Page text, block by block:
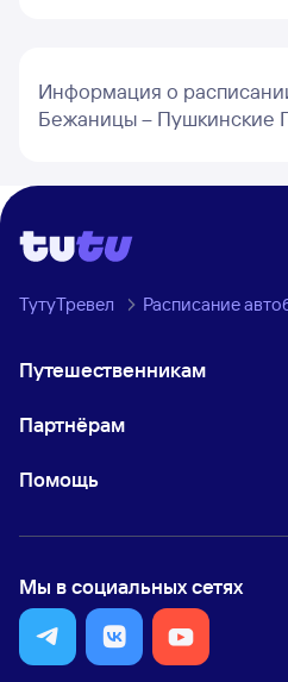
Информация о
Бежаницы – Пушкинские
ТутуТревел Расписание
Путешественникам
Партнёрам
Помощь
Мы в социальных сетях